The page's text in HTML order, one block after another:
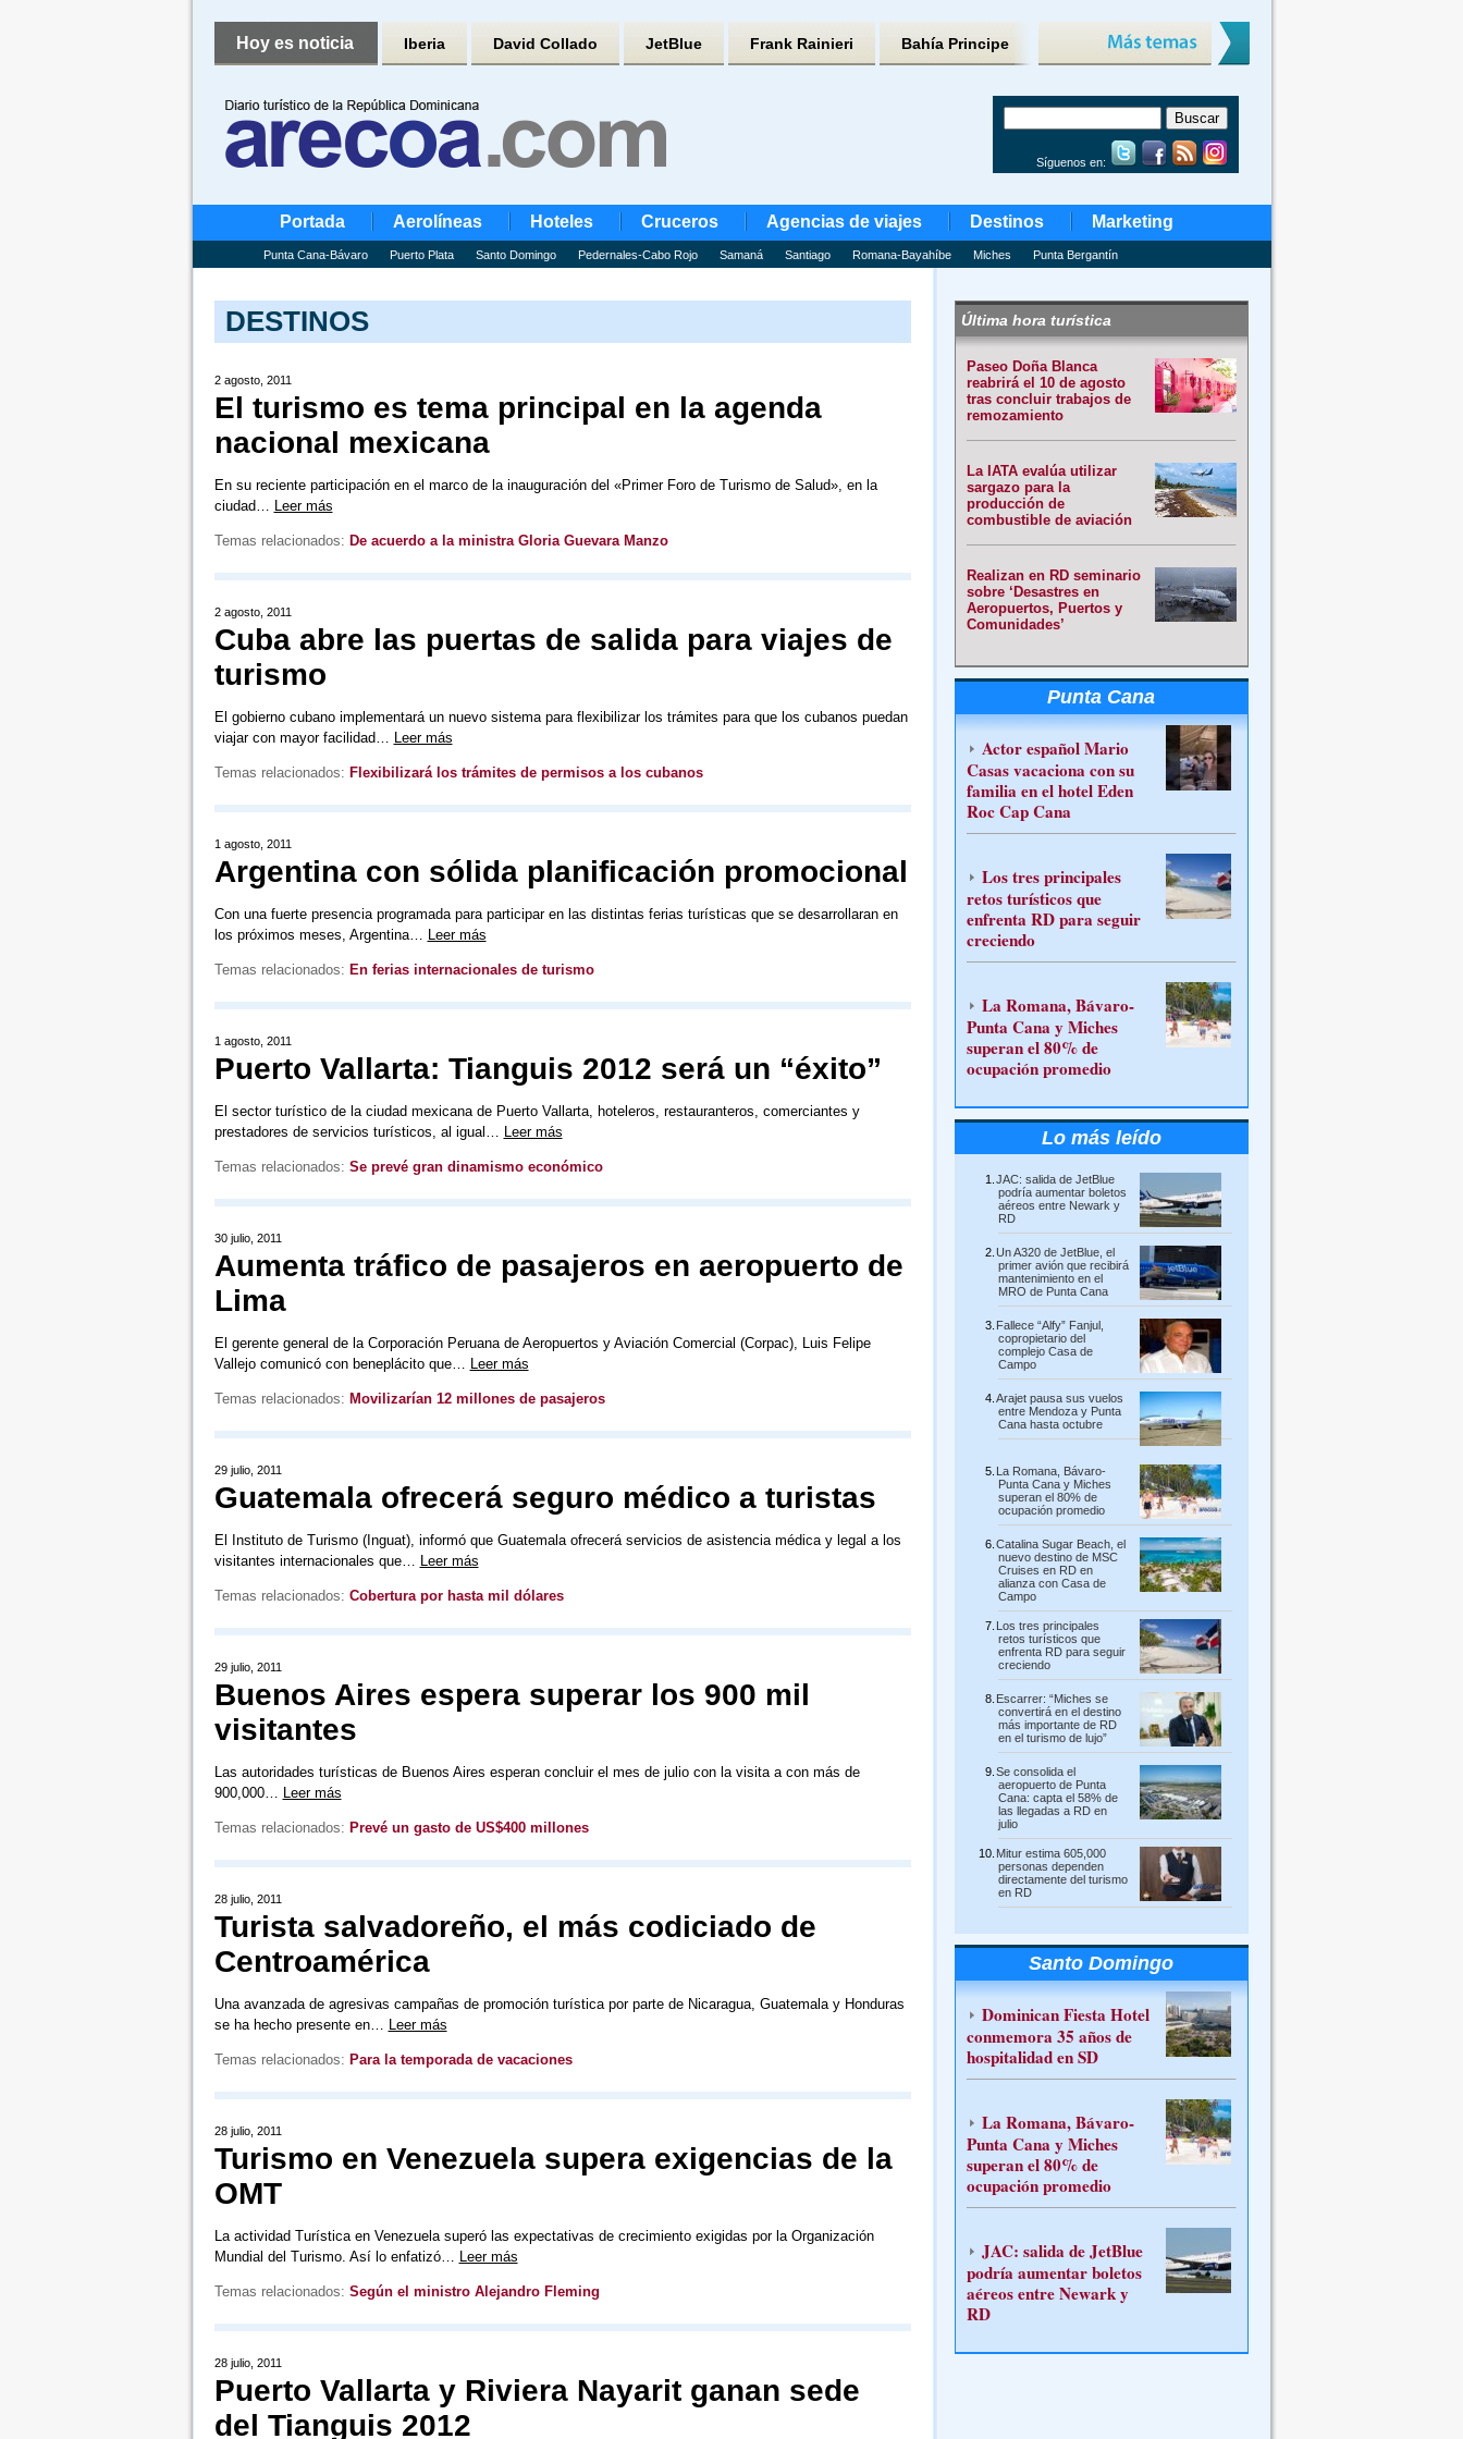
Hoy es noticia Iberia David Collado JetBlue Frank Rainieri Bahía Principe
Síguenos en:
Portada Aerolíneas Hoteles Cruceros Agencias de viajes Destinos Marketing
Punta Cana-Bávaro Puerto Plata Santo Domingo Pedernales-Cabo Rojo Samaná Santiago Romana-Bayahíbe Miches Punta Bergantín
DESTINOS
2 agosto, 2011
El turismo es tema principal en la agenda
nacional mexicana
En su reciente participación en el marco de la inauguración del «Primer Foro de Turismo de Salud», en la
ciudad… Leer más
Temas relacionados: De acuerdo a la ministra Gloria Guevara Manzo
2 agosto, 2011
Cuba abre las puertas de salida para viajes de
turismo
El gobierno cubano implementará un nuevo sistema para flexibilizar los trámites para que los cubanos puedan
viajar con mayor facilidad… Leer más
Temas relacionados: Flexibilizará los trámites de permisos a los cubanos
1 agosto, 2011
Argentina con sólida planificación promocional
Con una fuerte presencia programada para participar en las distintas ferias turísticas que se desarrollaran en
los próximos meses, Argentina… Leer más
Temas relacionados: En ferias internacionales de turismo
1 agosto, 2011
Puerto Vallarta: Tianguis 2012 será un “éxito”
El sector turístico de la ciudad mexicana de Puerto Vallarta, hoteleros, restauranteros, comerciantes y
prestadores de servicios turísticos, al igual… Leer más
Temas relacionados: Se prevé gran dinamismo económico
30 julio, 2011
Aumenta tráfico de pasajeros en aeropuerto de
Lima
El gerente general de la Corporación Peruana de Aeropuertos y Aviación Comercial (Corpac), Luis Felipe
Vallejo comunicó con beneplácito que… Leer más
Temas relacionados: Movilizarían 12 millones de pasajeros
29 julio, 2011
Guatemala ofrecerá seguro médico a turistas
El Instituto de Turismo (Inguat), informó que Guatemala ofrecerá servicios de asistencia médica y legal a los
visitantes internacionales que… Leer más
Temas relacionados: Cobertura por hasta mil dólares
29 julio, 2011
Buenos Aires espera superar los 900 mil
visitantes
Las autoridades turísticas de Buenos Aires esperan concluir el mes de julio con la visita a con más de
900,000… Leer más
Temas relacionados: Prevé un gasto de US$400 millones
28 julio, 2011
Turista salvadoreño, el más codiciado de
Centroamérica
Una avanzada de agresivas campañas de promoción turística por parte de Nicaragua, Guatemala y Honduras
se ha hecho presente en… Leer más
Temas relacionados: Para la temporada de vacaciones
28 julio, 2011
Turismo en Venezuela supera exigencias de la
OMT
La actividad Turística en Venezuela superó las expectativas de crecimiento exigidas por la Organización
Mundial del Turismo. Así lo enfatizó… Leer más
Temas relacionados: Según el ministro Alejandro Fleming
28 julio, 2011
Puerto Vallarta y Riviera Nayarit ganan sede
del Tianguis 2012
Última hora turística
Paseo Doña Blanca
reabrirá el 10 de agosto
tras concluir trabajos de
remozamiento
La IATA evalúa utilizar
sargazo para la
producción de
combustible de aviación
Realizan en RD seminario
sobre ‘Desastres en
Aeropuertos, Puertos y
Comunidades’
Punta Cana
Actor español Mario
Casas vacaciona con su
familia en el hotel Eden
Roc Cap Cana
Los tres principales
retos turísticos que
enfrenta RD para seguir
creciendo
La Romana, Bávaro-
Punta Cana y Miches
superan el 80% de
ocupación promedio
Lo más leído
JAC: salida de JetBlue
podría aumentar boletos
aéreos entre Newark y
RD
Un A320 de JetBlue, el
primer avión que recibirá
mantenimiento en el
MRO de Punta Cana
Fallece “Alfy” Fanjul,
copropietario del
complejo Casa de
Campo
Arajet pausa sus vuelos
entre Mendoza y Punta
Cana hasta octubre
La Romana, Bávaro-
Punta Cana y Miches
superan el 80% de
ocupación promedio
Catalina Sugar Beach, el
nuevo destino de MSC
Cruises en RD en
alianza con Casa de
Campo
Los tres principales
retos turísticos que
enfrenta RD para seguir
creciendo
Escarrer: “Miches se
convertirá en el destino
más importante de RD
en el turismo de lujo”
Se consolida el
aeropuerto de Punta
Cana: capta el 58% de
las llegadas a RD en
julio
Mitur estima 605,000
personas dependen
directamente del turismo
en RD
Santo Domingo
Dominican Fiesta Hotel
conmemora 35 años de
hospitalidad en SD
La Romana, Bávaro-
Punta Cana y Miches
superan el 80% de
ocupación promedio
JAC: salida de JetBlue
podría aumentar boletos
aéreos entre Newark y
RD